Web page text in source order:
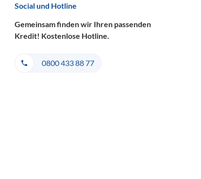
Social und Hotline
Gemeinsam finden wir Ihren passenden
Kredit! Kostenlose Hotline.
0800 433 88 77